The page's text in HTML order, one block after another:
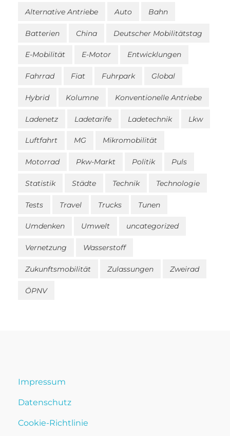
Alternative Antriebe Auto Bahn
Batterien China Deutscher Mobilitätstag
E-Mobilität E-Motor Entwicklungen
Fahrrad Fiat Fuhrpark Global
Hybrid Kolumne Konventionelle Antriebe
Ladenetz Ladetarife Ladetechnik Lkw
Luftfahrt MG Mikromobilität
Motorrad Pkw-Markt Politik Puls
Statistik Städte Technik Technologie
Tests Travel Trucks Tunen
Umdenken Umwelt uncategorized
Vernetzung Wasserstoff
Zukunftsmobilität Zulassungen Zweirad
ÖPNV
Impressum
Datenschutz
Cookie-Richtlinie